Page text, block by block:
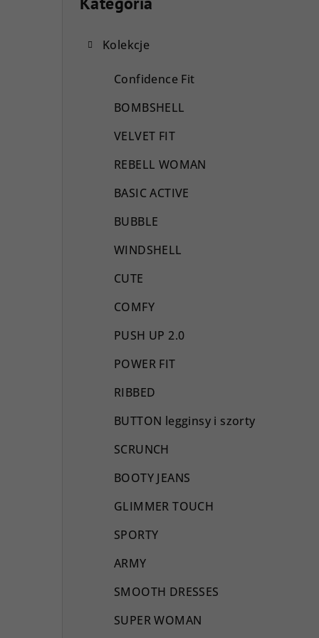
kategorie
Kolekcje
Confidence Fit
BOMBSHELL
VELVET FIT
REBELL WOMAN
BASIC ACTIVE
BUBBLE
WINDSHELL
CUTE
COMFY
PUSH UP 2.0
POWER FIT
RIBBED
BUTTON legginsy i szorty
SCRUNCH
BOOTY JEANS
GLIMMER TOUCH
SPORTY
ARMY
SMOOTH DRESSES
SUPER WOMAN